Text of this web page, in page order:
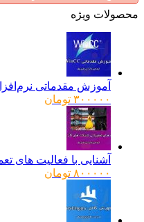
ویژه
آموزش مقدماتی نرم‌افزار Wincc به صورت تصویری
۳۰۰۰۰۰ تومان
آشنایی با فعالیت های
۸۰۰۰۰۰ تومان